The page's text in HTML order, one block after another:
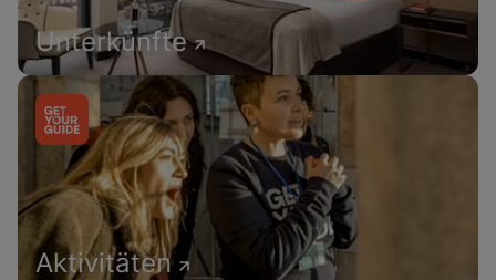
Unterkünfte
Aktivitäten